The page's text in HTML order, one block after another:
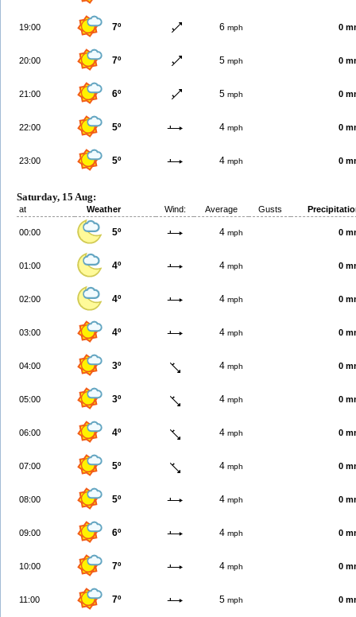
19:00 7º 6 mph 0
20:00 7º 5 mph 0
21:00 6º 5 mph 0
22:00 5º 4 mph 0
23:00 5º 4 mph 0
Saturday, 15 Aug:
at Weather Wind: Average Gusts
00:00 5º 4 mph 0
01:00 4º 4 mph 0
02:00 4º 4 mph 0
03:00 4º 4 mph 0
04:00 3º 4 mph 0
05:00 3º 4 mph 0
06:00 4º 4 mph 0
07:00 5º 4 mph 0
08:00 5º 4 mph 0
09:00 6º 4 mph 0
10:00 7º 4 mph 0
11:00 7º 5 mph 0